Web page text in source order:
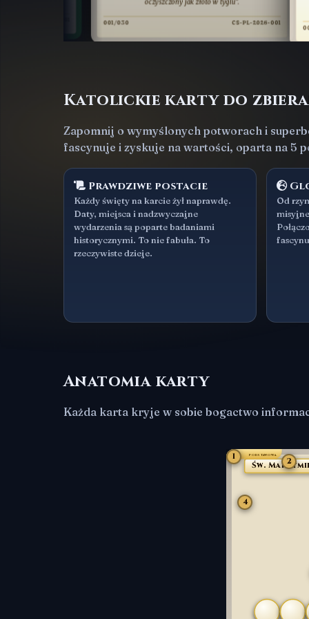
CS-PL-2026-001
jest
001/030
Katolickie karty do
Zapomnij o wymyślonych potworach i
fascynuje i zyskuje na wartości, oparta na 5
Prawdziwe postacie
Każdy święty na karcie żył naprawdę.
Daty, miejsca i nadzwyczajne
wydarzenia są poparte badaniami
historycznymi. To nie fabuła. To
rzeczywiste dzieje.
Od
Anatomia karty
Każda karta kryje w sobie bogactwo
PODSTAWOWA
Św.
1 2
4